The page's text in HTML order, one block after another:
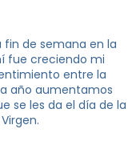
fin de semana en la
fue creciendo mi
entre la
año aumentamos
se les da el día de la